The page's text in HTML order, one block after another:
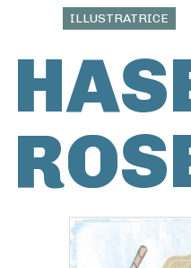
ILLUSTRATRICE